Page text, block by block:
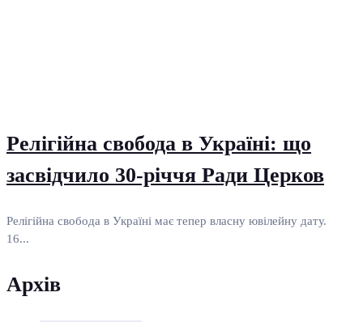
Релігійна свобода в Україні: що
засвідчило 30-річчя Ради Церков
Релігійна свобода в Україні має тепер власну ювілейну дату.
16...
Архів